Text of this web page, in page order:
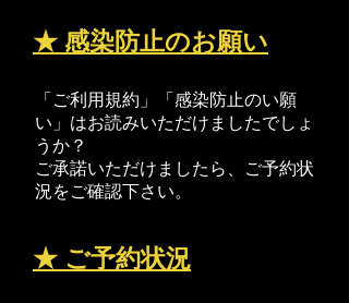
★ 感染防止のお願い
「ご利用規約」「感染防止のい願
い」はお読みいただけましたでしょ
うか？
ご承諾いただけましたら、ご予約状
況をご確認下さい。
★ ご予約状況